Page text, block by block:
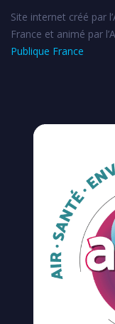
Site internet créé par
France et animé par
Publique France